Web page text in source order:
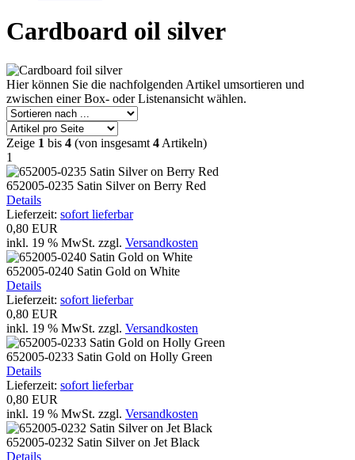
Cardboard oil silver
Hier können Sie die nachfolgenden Artikel umsortieren und
zwischen einer Box- oder Listenansicht wählen.
Zeige 1 bis 4 (von insgesamt 4 Artikeln)
1
652005-0235 Satin Silver on Berry Red
Details
Lieferzeit: sofort lieferbar
0,80 EUR
inkl. 19 % MwSt. zzgl. Versandkosten
652005-0240 Satin Gold on White
Details
Lieferzeit: sofort lieferbar
0,80 EUR
inkl. 19 % MwSt. zzgl. Versandkosten
652005-0233 Satin Gold on Holly Green
Details
Lieferzeit: sofort lieferbar
0,80 EUR
inkl. 19 % MwSt. zzgl. Versandkosten
652005-0232 Satin Silver on Jet Black
Details